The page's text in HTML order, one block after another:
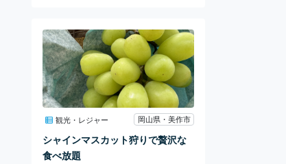
で、日焼け止めと帽子は必須で
す！ 庭園の池では、錦鯉が泳いで
いて可愛いです。 園内ではタンチ
ョウも飼育されています。 3.今回
紹介した場所 後楽園は、岡山駅か
ら徒歩18分です。 季節ごとにもさ
まざまな表情を見せる庭園なの
で、ぜひ訪ねてみてくださいね。
観光・レジャー 岡山県・美作市
シャインマスカット狩りで贅沢な
食べ放題